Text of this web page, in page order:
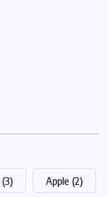
(3) Apple (2)